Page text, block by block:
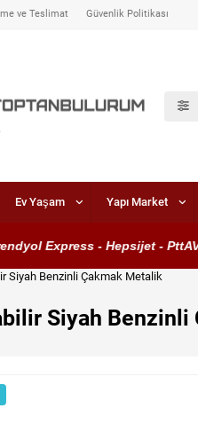
ve Teslimat Güvenlik Politikası
Ev Yaşam Yapı Market
Express - Hepsijet - PttAVM
Siyah Benzinli Çakmak Metalik
Siyah Benzinli